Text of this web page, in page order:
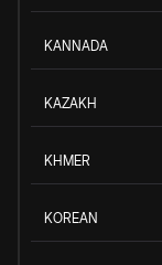
KANNADA
KAZAKH
KHMER
KOREAN